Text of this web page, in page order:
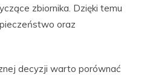
zbiornika. Dzięki temu
oraz
decyzji warto porównać